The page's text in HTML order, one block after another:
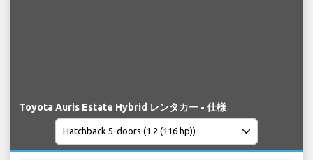
Toyota Auris Estate Hybrid レンタカー - 仕様